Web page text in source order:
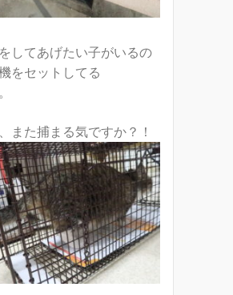
してあげたい子がいるの
をセットしてる
また捕まる気ですか？！